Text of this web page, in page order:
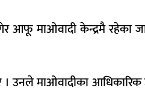
आफू माओवादी केन्द्रमै रहेका
। उनले माओवादीका आधिकारिक